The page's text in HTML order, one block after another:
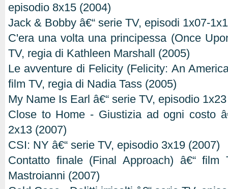
episodio 8x15 (2004)
Jack & Bobby â€“ serie TV, episodi 1x07-
C'era una volta una principessa (Once
TV, regia di Kathleen Marshall (2005)
Le avventure di Felicity (Felicity: An
film TV, regia di Nadia Tass (2005)
My Name Is Earl â€“ serie TV, episodio
Close to Home - Giustizia ad ogni costo
2x13 (2007)
CSI: NY â€“ serie TV, episodio 3x19 (2007)
Contatto finale (Final Approach) â€“ film
Mastroianni (2007)